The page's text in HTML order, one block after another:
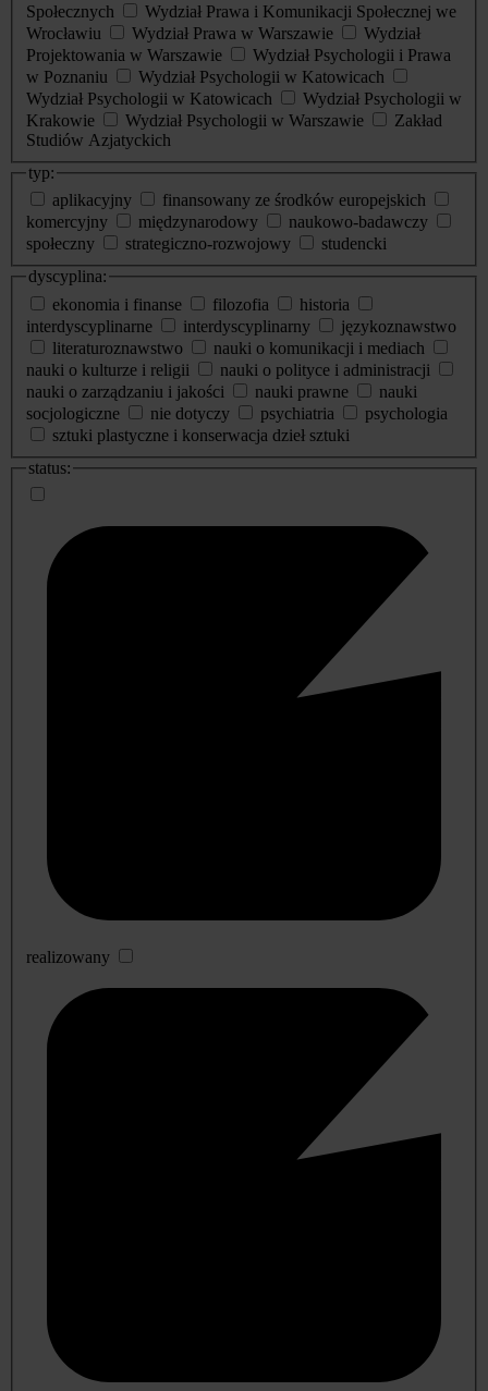
Społecznych
Wydział Prawa i Komunikacji Społecznej we
Wrocławiu
Wydział Prawa w Warszawie
Wydział
Projektowania w Warszawie
Wydział Psychologii i Prawa
w Poznaniu
Wydział Psychologii w Katowicach
Wydział Psychologii w Katowicach
Wydział Psychologii w
Krakowie
Wydział Psychologii w Warszawie
Zakład
Studiów Azjatyckich
typ:
aplikacyjny
finansowany ze środków europejskich
komercyjny
międzynarodowy
naukowo-badawczy
społeczny
strategiczno-rozwojowy
studencki
dyscyplina:
ekonomia i finanse
filozofia
historia
interdyscyplinarne
interdyscyplinarny
językoznawstwo
literaturoznawstwo
nauki o komunikacji i mediach
nauki o kulturze i religii
nauki o polityce i administracji
nauki o zarządzaniu i jakości
nauki prawne
nauki
socjologiczne
nie dotyczy psychiatria
psychologia
sztuki plastyczne i konserwacja dzieł sztuki
status:
realizowany